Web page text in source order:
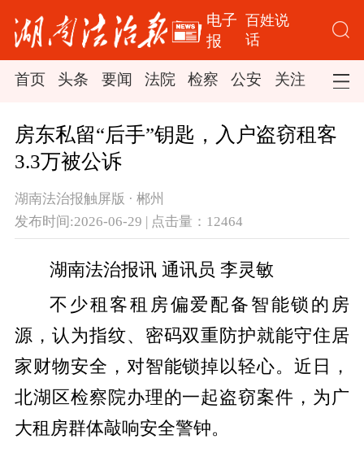
电子
报
百姓说
话
首页 头条 要闻 法院 检察 公安 关注 司法
房东私留“后手”钥匙，入户盗窃租客
3.3万被公诉
湖南法治报触屏版 · 郴州
发布时间:2026-06-29 | 点击量：12464
​湖南法治报讯 通讯员 李灵敏
不少租客租房偏爱配备智能锁的房
源，认为指纹、密码双重防护就能守住居
家财物安全，对智能锁掉以轻心。近日，
北湖区检察院办理的一起盗窃案件，为广
大租房群体敲响安全警钟。